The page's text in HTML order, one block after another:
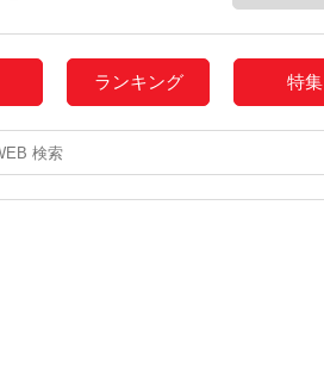
ランキング 特集